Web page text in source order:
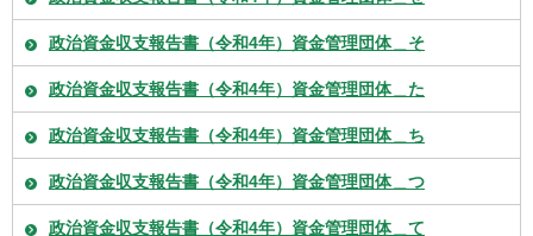
政治資金収支報告書（令和4年）資金管理団体＿そ
政治資金収支報告書（令和4年）資金管理団体＿た
政治資金収支報告書（令和4年）資金管理団体＿ち
政治資金収支報告書（令和4年）資金管理団体＿つ
政治資金収支報告書（令和4年）資金管理団体＿て